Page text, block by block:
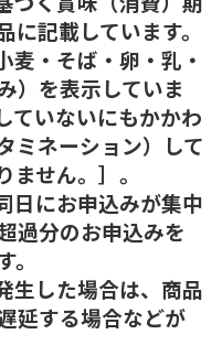
記載しています。
麦・そば・卵・乳・
）を表示していま
ていないにもかかわ
ミネーション）して
せん。］。
日にお申込みが集中
過分のお申込みを
生した場合は、商品
延する場合などが